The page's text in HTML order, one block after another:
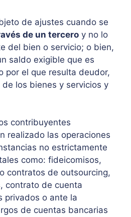
de ajustes cuando se
de un tercero y no lo
del bien o servicio; o bien,
saldo exigible que es
por el que resulta deudor,
los bienes y servicios y
contribuyentes
realizado las operaciones
no estrictamente
como: fideicomisos,
contratos de outsourcing,
contrato de cuenta
privados o ante la
de cuentas bancarias